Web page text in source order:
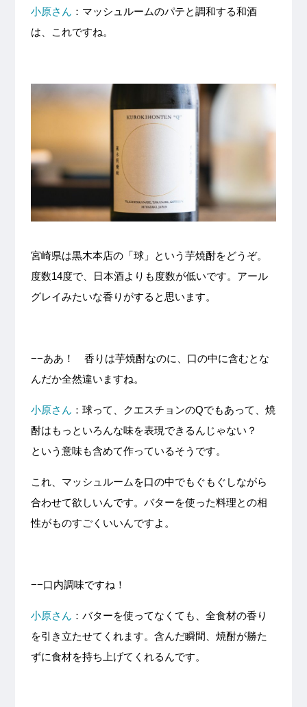
小原さん ：マッシュルームのパテと調和する和酒
は、これですね。
宮崎県は黒木本店の「球」という芋焼酎をどうぞ。
度数14度で、日本酒よりも度数が低いです。アール
グレイみたいな香りがすると思います。
−−ああ！ 香りは芋焼酎なのに、口の中に含むとな
んだか全然違いますね。
小原さん ：球って、クエスチョンのQでもあって、焼
酎はもっといろんな味を表現できるんじゃない？
という意味も含めて作っているそうです。
これ、マッシュルームを口の中でもぐもぐしながら
合わせて欲しいんです。バターを使った料理との相
性がものすごくいいんですよ。
−−口内調味ですね！
小原さん ：バターを使ってなくても、全食材の香り
を引き立たせてくれます。含んだ瞬間、焼酎が勝た
ずに食材を持ち上げてくれるんです。